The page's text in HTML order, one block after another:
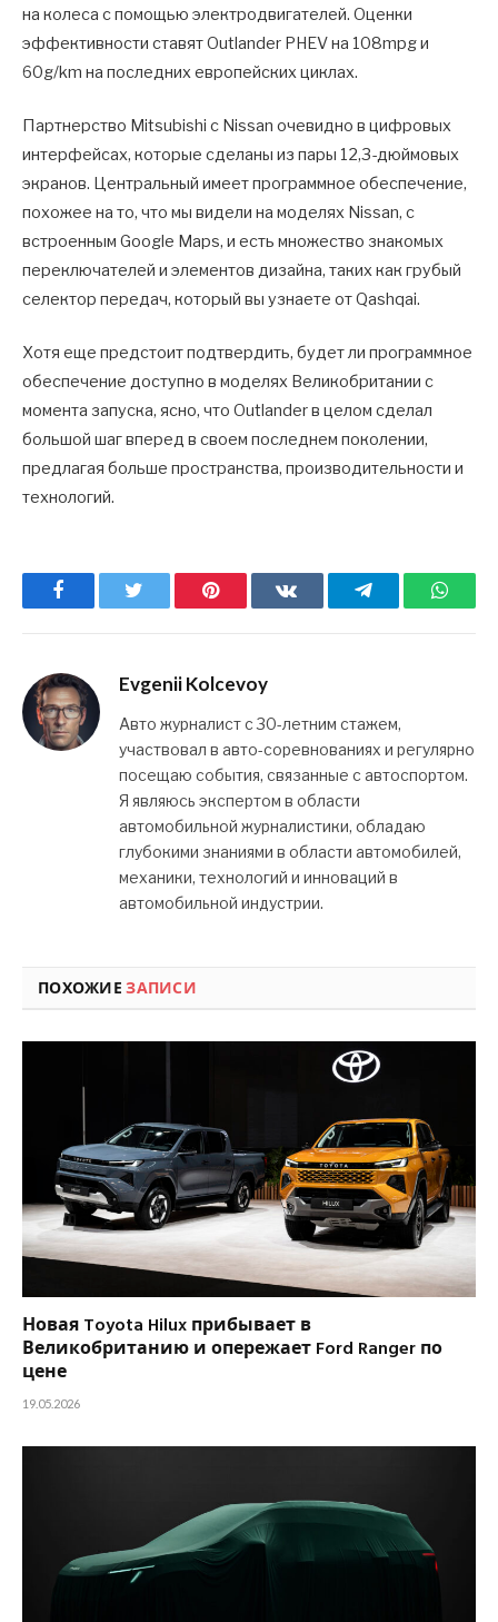
на колеса с помощью электродвигателей. Оценки
эффективности ставят Outlander PHEV на 108mpg и
60g/km на последних европейских циклах.
Партнерство Mitsubishi с Nissan очевидно в цифровых
интерфейсах, которые сделаны из пары 12,3-дюймовых
экранов. Центральный имеет программное обеспечение,
похожее на то, что мы видели на моделях Nissan, с
встроенным Google Maps, и есть множество знакомых
переключателей и элементов дизайна, таких как грубый
селектор передач, который вы узнаете от Qashqai.
Хотя еще предстоит подтвердить, будет ли программное
обеспечение доступно в моделях Великобритании с
момента запуска, ясно, что Outlander в целом сделал
большой шаг вперед в своем последнем поколении,
предлагая больше пространства, производительности и
технологий.
Facebook Pinterest ВКонтактеTelegram
Evgenii Kolcevoy
Авто журналист с 30-летним стажем,
участвовал в авто-соревнованиях и регулярно
посещаю события, связанные с автоспортом.
Я являюсь экспертом в области
автомобильной журналистики, обладаю
глубокими знаниями в области автомобилей,
механики, технологий и инноваций в
автомобильной индустрии.
ПОХОЖИЕЗАПИСИ
Новая Toyota Hilux прибывает в
Великобританию и опережает Ford Ranger по
цене
19.05.2026